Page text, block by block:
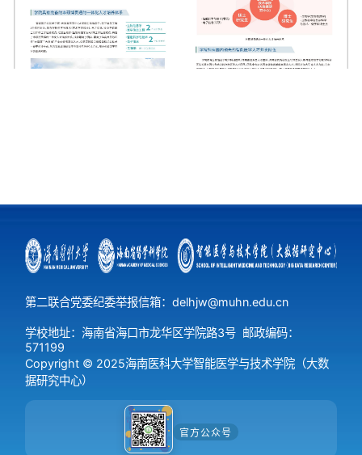
第 4 页
第二联合党委纪委举报信箱：delhjw@muhn.edu.cn
学校地址：海南省海口市龙华区学院路3号 邮政编码：
571199
Copyright © 2025海南医科大学智能医学与技术学院（大数
据研究中心）
官方公众号